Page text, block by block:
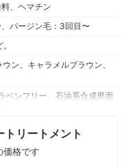
、ヘマチン
バージン毛：3回目〜
ン、キャラメルブラウン、
ベンフリー、石油系合成界面
ミン系染毛剤フリー、脱色剤
ライト、モンモリロナイト
リートメント
価格です